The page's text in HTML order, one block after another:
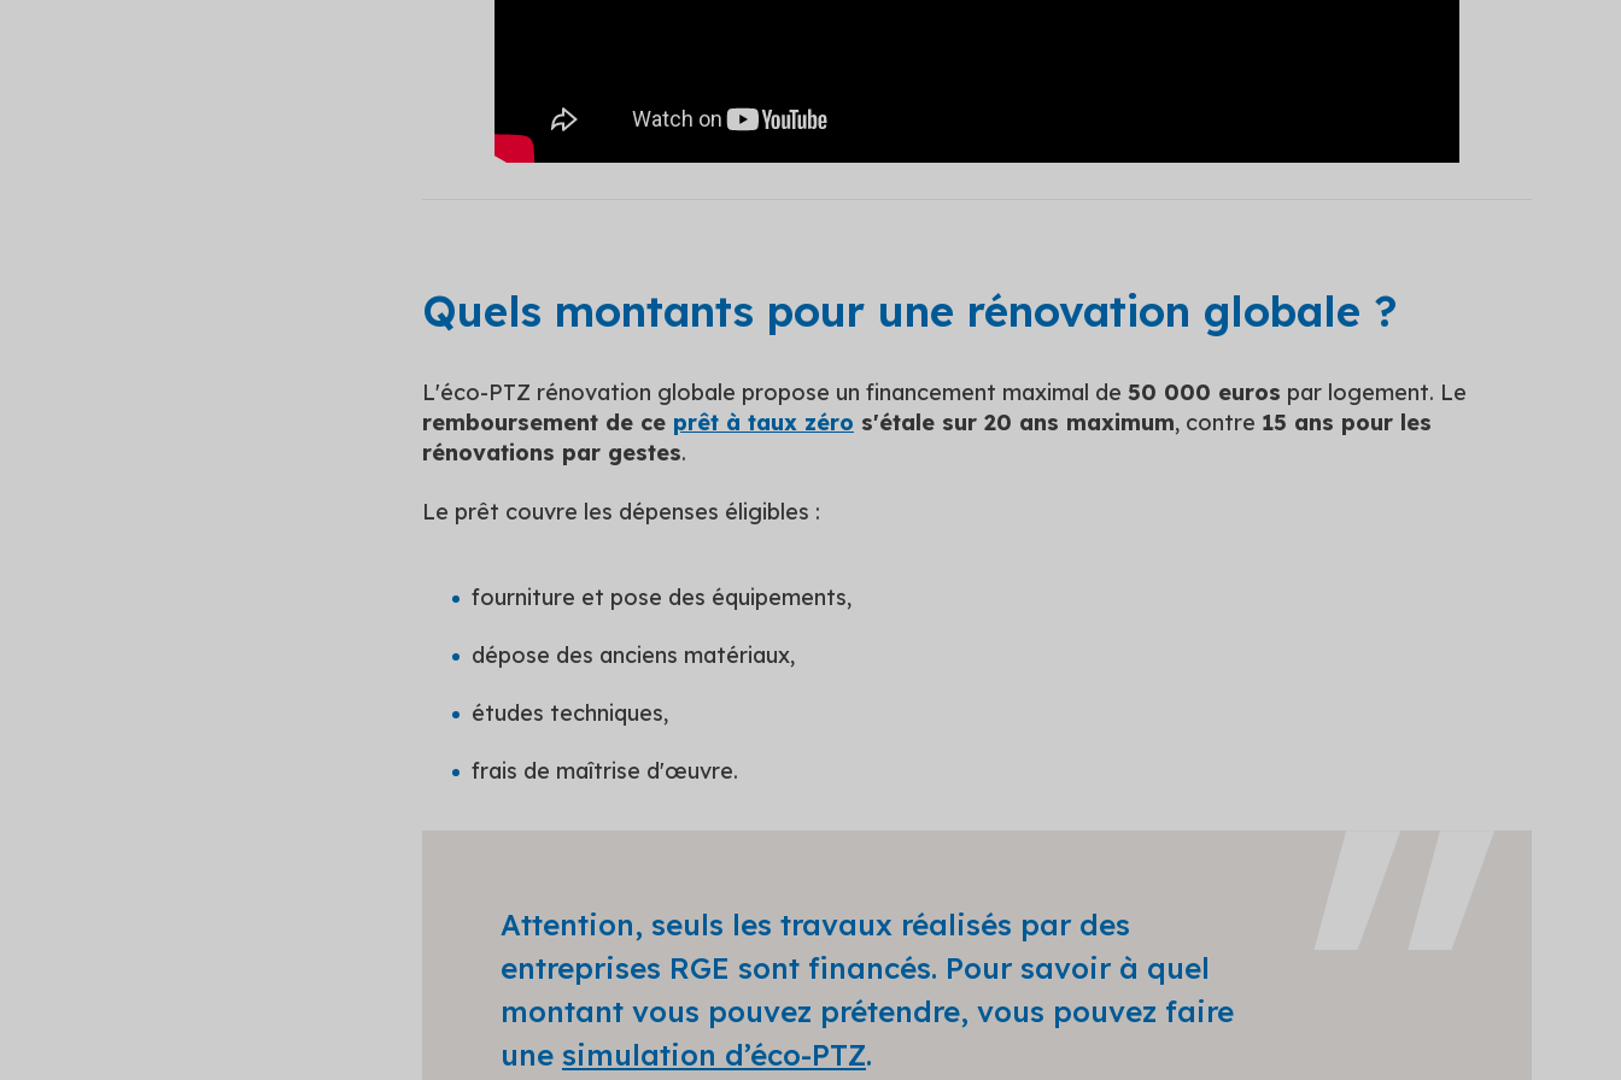
Quels montants pour une rénovation globale ?
L'éco-PTZ rénovation globale propose un financement maximal de 50 000 euros par logement. Le
remboursement de ce prêt à taux zéro s'étale sur 20 ans maximum, contre 15 ans pour les
rénovations par gestes.
Le prêt couvre les dépenses éligibles :
fourniture et pose des équipements,
dépose des anciens matériaux,
études techniques,
frais de maîtrise d'œuvre.
Attention, seuls les travaux réalisés par des
entreprises RGE sont financés. Pour savoir à quel
montant vous pouvez prétendre, vous pouvez faire
une simulation d’éco-PTZ.